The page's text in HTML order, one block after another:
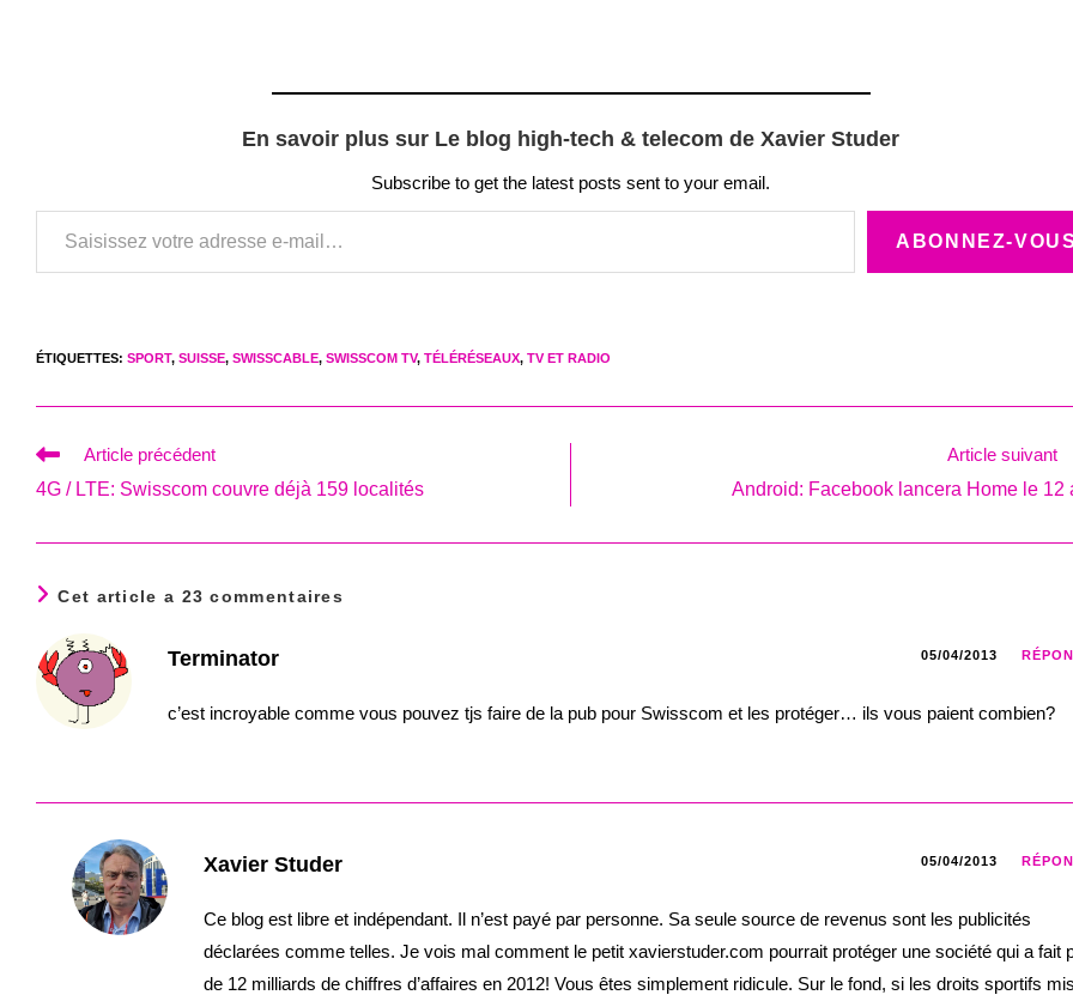
En savoir plus sur Le blog high-tech & telecom de Xavier Studer
Subscribe to get the latest posts sent to your email.
Saisissez votre adresse e-mail…
ABONNEZ-VOUS
ÉTIQUETTES: SPORT, SUISSE, SWISSCABLE, SWISSCOM TV, TÉLÉRÉSEAUX, TV ET RADIO
Read
articles
Article précédent
4G / LTE: Swisscom couvre déjà 159 localités
Article suivant
Android: Facebook lancera Home le 12
Cet article a 23 commentaires
Terminator 05/04/2013
c’est incroyable comme vous pouvez tjs faire de la pub pour Swisscom et les protéger… ils vous paient combien?
Xavier Studer 05/04/2013
Ce blog est libre et indépendant. Il n’est payé par personne. Sa seule source de revenus sont les publicités
déclarées comme telles. Je vois mal comment le petit xavierstuder.com pourrait protéger une société qui a fait
de 12 milliards de chiffres d’affaires en 2012! Vous êtes simplement ridicule. Sur le fond, si les droits sportifs mis